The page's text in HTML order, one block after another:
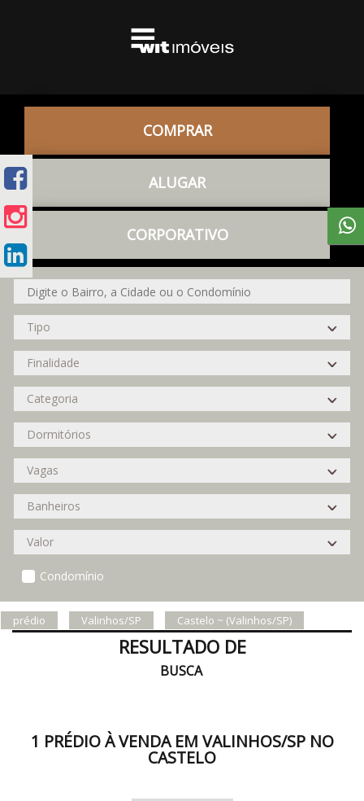
COMPRAR
ALUGAR
CORPORATIVO
Condomínio
prédio Valinhos/SP Castelo ~ (Valinhos/SP)
RESULTADO DE
BUSCA
1 PRÉDIO À VENDA EM VALINHOS/SP NO
CASTELO